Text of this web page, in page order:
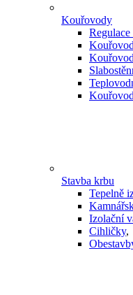
Kouřovody
Stavba krbu
Tepelně
Izolační
Cihličky,